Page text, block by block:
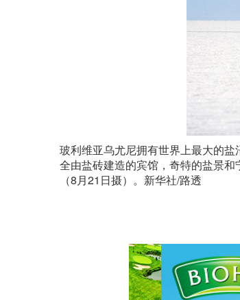
玻利维亚乌尤尼拥有世界上最大的
全由盐砖建造的宾馆，奇特的盐景和
（8月21日摄）。新华社/路透